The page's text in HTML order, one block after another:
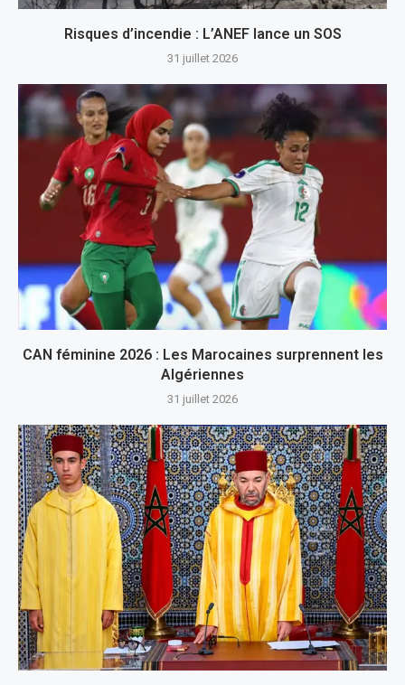
Risques d’incendie : L’ANEF lance un SOS
31 juillet 2026
CAN féminine 2026 : Les Marocaines surprennent les
Algériennes
31 juillet 2026